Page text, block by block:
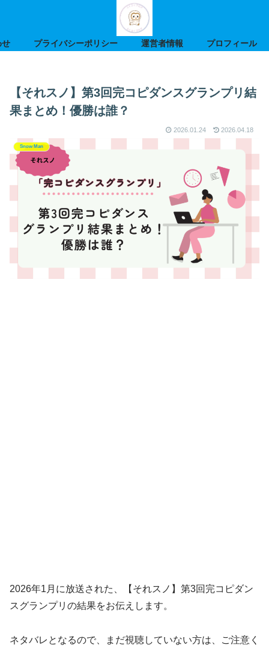
せ プライバシーポリシー 運営者情報 プロフィール
【それスノ】第3回完コピダンスグランプリ結
果まとめ！優勝は誰？
2026.01.24 2026.04.18
Snow Man
2026年1月に放送された、【それスノ】第3回完コピダン
スグランプリの結果をお伝えします。
ネタバレとなるので、まだ視聴していない方は、ご注意く